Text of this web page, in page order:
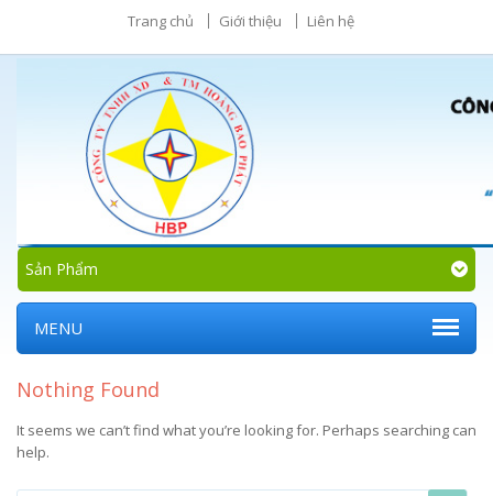
Trang chủ Giới thiệu Liên hệ
Sản Phẩm
MENU
Nothing Found
It seems we can’t find what you’re looking for. Perhaps searching can
help.